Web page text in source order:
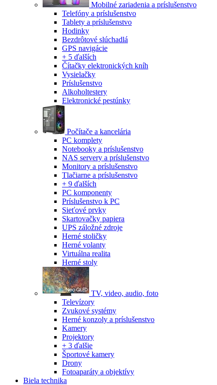
Mobilné zariadenia a príslušenstvo
Telefóny a príslušenstvo
Tablety a príslušenstvo
Hodinky
Bezdrôtové slúchadlá
GPS navigácie
+ 5 ďalších
Čítačky elektronických kníh
Vysielačky
Príslušenstvo
Alkoholtestery
Elektronické pestúnky
Počítače a kancelária
PC komplety
Notebooky a príslušenstvo
NAS servery a príslušenstvo
Monitory a príslušenstvo
Tlačiarne a príslušenstvo
+ 9 ďalších
PC komponenty
Príslušenstvo k PC
Sieťové prvky
Skartovačky papiera
UPS záložné zdroje
Herné stoličky
Herné volanty
Virtuálna realita
Herné stoly
TV, video, audio, foto
Televízory
Zvukové systémy
Herné konzoly a príslušenstvo
Kamery
Projektory
+ 3 ďalšie
Športové kamery
Drony
Fotoaparáty a objektívy
Biela technika